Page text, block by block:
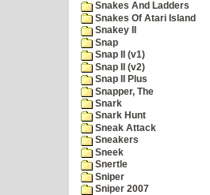
Snakes And Ladders
Snakes Of Atari Island
Snakey II
Snap
Snap II (v1)
Snap II (v2)
Snap II Plus
Snapper, The
Snark
Snark Hunt
Sneak Attack
Sneakers
Sneek
Snertle
Sniper
Sniper 2007